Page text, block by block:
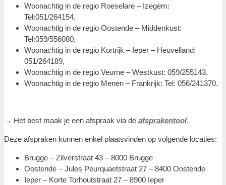
Woonachtig in de regio Roeselare – Izegem:
Tel:051/264154,
Woonachtig in de regio Oostende – Middenkust:
Tel:059/556080,
Woonachtig in de regio Kortrijk – Ieper – Heuvelland:
051/264189,
Woonachtig in de regio Veurne – Westkust: 059/255143,
Woonachtig in de regio Menen – Frankrijk: Tel: 056/241370.
→ Het best maak je een afspraak via de afsprakentool.
Deze afspraken kunnen enkel plaatsvinden op volgende locaties:
Brugge – Zilverstraat 43 – 8000 Brugge
Oostende – Jules Peurquaetstraat 27 – 8400 Oostende
Ieper – Korte Torhoutstraat 27 – 8900 Ieper